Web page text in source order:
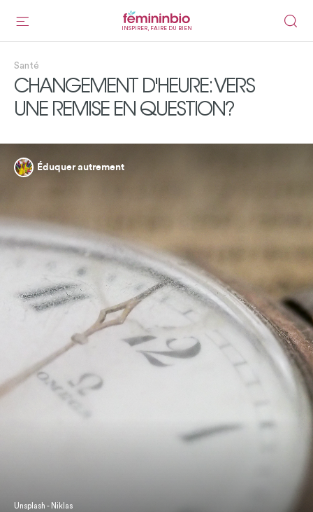
INSPIRER, FAIRE DU BIEN
Santé
CHANGEMENT D'HEURE: VERS
UNE REMISE EN QUESTION?
Unsplash - Niklas
Éduquer autrement